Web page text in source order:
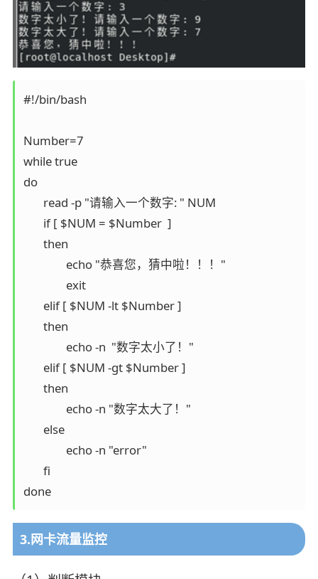
#!/bin/bash
Number=7
while true
do
       read -p "请输入一个数字: " NUM
       if [ $NUM = $Number  ]
       then
               echo "恭喜您，猜中啦！！！"
               exit
       elif [ $NUM -lt $Number ]
       then
               echo -n  "数字太小了！"
       elif [ $NUM -gt $Number ]
       then
               echo -n "数字太大了！"
       else
               echo -n "error"
       fi
done
3.网卡流量监控